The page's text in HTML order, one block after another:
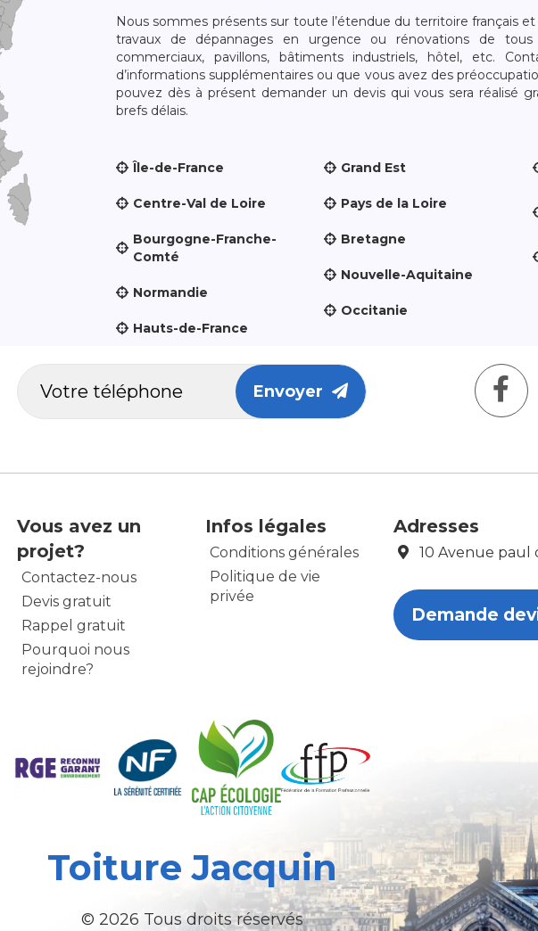
Nous sommes présents sur toute l’étendue du territoire français
travaux de dépannages en urgence ou rénovations de
commerciaux, pavillons, bâtiments industriels, hôtel, etc.
d’informations supplémentaires ou que vous avez des
pouvez dès à présent demander un devis qui vous sera réalisé
brefs délais.
Île-de-France
Centre-Val de Loire
Bourgogne-Franche-
Comté
Normandie
Hauts-de-France
Grand Est
Pays de la Loire
Bretagne
Nouvelle-Aquitaine
Occitanie
Envoyer
Vous avez un
projet?
Contactez-nous
Devis gratuit
Rappel gratuit
Pourquoi nous
rejoindre?
Infos légales
Conditions générales
Politique de vie
privée
Adresses
10 Avenue paul
Demande
Toiture Jacquin
© 2026 Tous droits réservés